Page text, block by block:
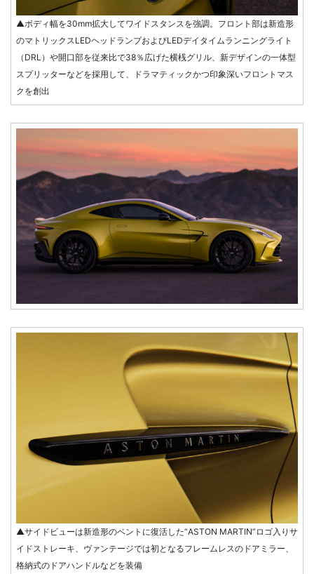
▲ボディ幅を30mm拡大してワイドスタンスを強調。フロント部は新造形
のマトリックスLEDヘッドランプおよびLEDデイタイムランニングライト
（DRL）や開口部を従来比で38％広げた横桟グリル、新デザインの一体型
スプリッターなどを採用して、ドラマティックかつ印象深いフロントマス
クを創出
▲サイドビューは新造形のベントに復活した“ASTON MARTIN”ロゴ入りサ
イドストレーキ、ヴァンテージでは初となるフレームレスのドアミラー、
格納式のドアハンドルなどを装備